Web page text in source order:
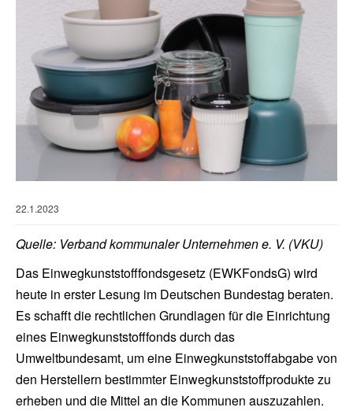
22.1.2023
Quelle: Verband kommunaler Unternehmen e. V. (VKU)
Das Einwegkunststofffondsgesetz (EWKFondsG) wird
heute in erster Lesung im Deutschen Bundestag beraten.
Es schafft die rechtlichen Grundlagen für die Einrichtung
eines Einwegkunststofffonds durch das
Umweltbundesamt, um eine Einwegkunststoffabgabe von
den Herstellern bestimmter Einwegkunststoffprodukte zu
erheben und die Mittel an die Kommunen auszuzahlen.